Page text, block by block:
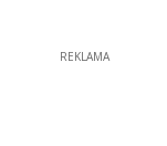
REKLAMA